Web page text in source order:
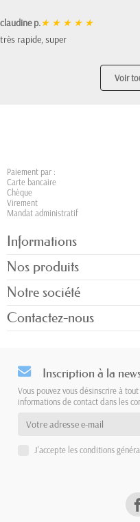
claudine p.★ ★ ★ ★ ★
très rapide, super
Voir
Paiement par :
Carte bancaire
Chèque
Virement
Mandat administratif
Informations
Nos produits
Notre société
Contactez-nous
Inscription à la
Vous pouvez vous désinscrire à
informations de contact dans les
J'accepte les conditions